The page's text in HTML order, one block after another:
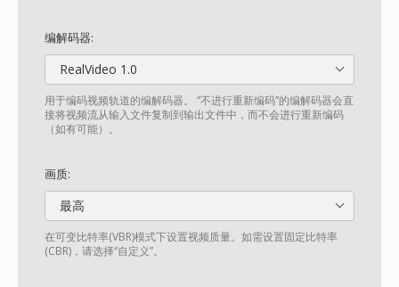
编解码器:
RealVideo 1.0
用于编码视频轨道的编解码器。 “不进行重新编码”的编解码器会直
接将视频流从输入文件复制到输出文件中，而不会进行重新编码
（如有可能）。
画质:
最高
在可变比特率(VBR)模式下设置视频质量。如需设置固定比特率
(CBR)，请选择“自定义”。